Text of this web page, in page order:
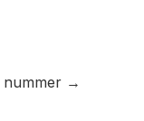
nummer →